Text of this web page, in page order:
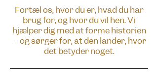
Fortæl os, hvor du er, hvad du har
brug for, og hvor du vil hen. Vi
hjælper dig med at forme historien
– og sørger for, at den lander, hvor
det betyder noget.